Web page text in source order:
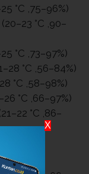
°C ,75–96%)
°C ,90–
°C ,73–97%)
°C ,56–84%)
°C ,58–98%)
°C ,66–97%)
°C ,86–
X